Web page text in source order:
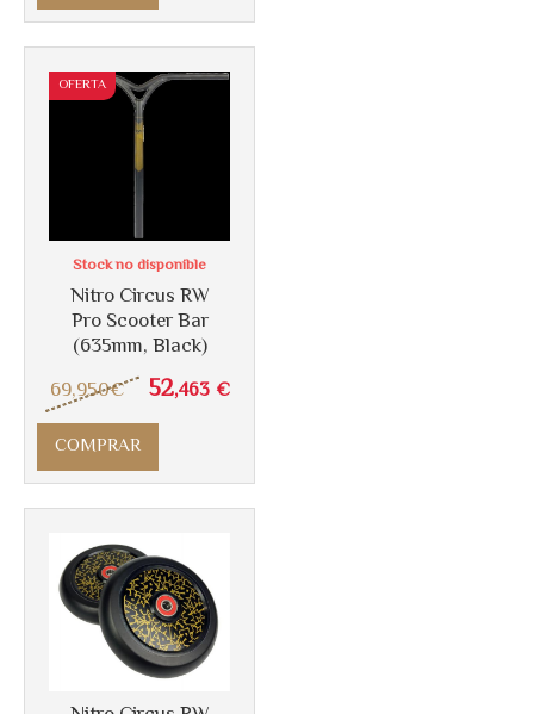
OFERTA
Nitro Circus RW
Pro Scooter Bar
(635mm, Black)
69,950€ 52,463 €
Stock no disponible
COMPRAR
Más info